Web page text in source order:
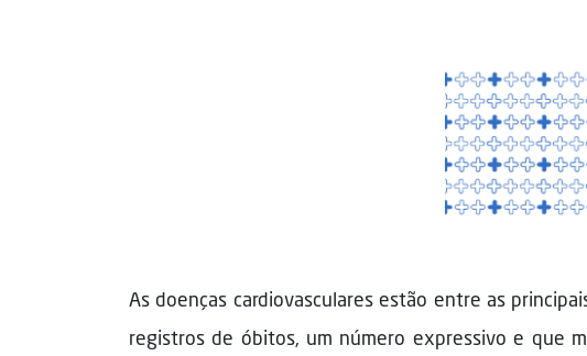
As doenças cardiovasculares estão entre as
registros de óbitos, um número expressivo e que